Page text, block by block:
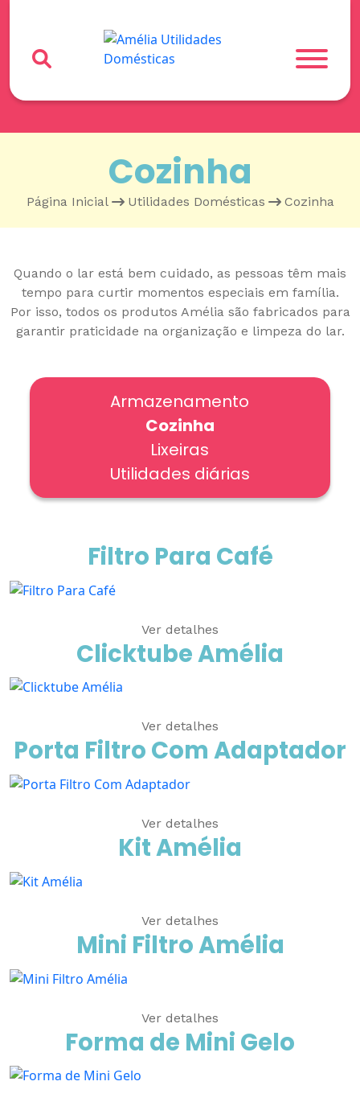
Cozinha
Página Inicial • Utilidades Domésticas • Cozinha
Quando o lar está bem cuidado, as pessoas têm mais
tempo para curtir momentos especiais em família.
Por isso, todos os produtos Amélia são fabricados para
garantir praticidade na organização e limpeza do lar.
Armazenamento
Cozinha
Lixeiras
Utilidades diárias
Filtro Para Café
Ver detalhes
Clicktube Amélia
Ver detalhes
Porta Filtro Com Adaptador
Ver detalhes
Kit Amélia
Ver detalhes
Mini Filtro Amélia
Ver detalhes
Forma de Mini Gelo